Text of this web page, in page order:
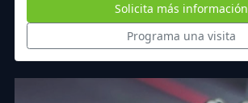
Solicita más información
Programa una visita